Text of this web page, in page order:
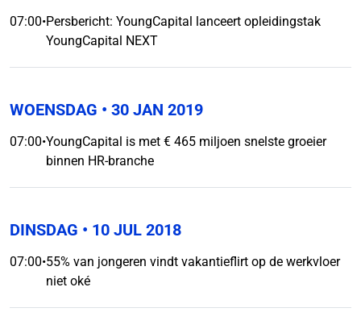
07:00•Persbericht: YoungCapital lanceert opleidingstak
YoungCapital NEXT
WOENSDAG • 30 JAN 2019
07:00•YoungCapital is met € 465 miljoen snelste groeier
binnen HR-branche
DINSDAG • 10 JUL 2018
07:00•55% van jongeren vindt vakantieflirt op de werkvloer
niet oké